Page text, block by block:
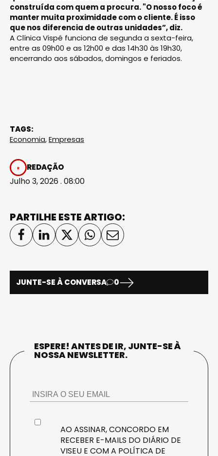
construída com quem a procura. "O nosso foco é
manter muita proximidade com o cliente. É isso
que nos diferencia de outras unidades”, diz.
A Clínica Vispé funciona de segunda a sexta-feira,
entre as 09h00 e as 12h00 e das 14h30 às 19h30,
encerrando aos sábados, domingos e feriados.
TAGS:
Economia,Empresas
REDAÇÃO
Julho 3, 2026 . 08:00
PARTILHE ESTE ARTIGO:
JUNTE-SE À CONVERSA 0
ESPERE! ANTES DE IR, JUNTE-SE À
NOSSA NEWSLETTER.
AO ASSINAR, CONCORDO EM
RECEBER E-MAILS DO DIÁRIO DE
VISEU E COM A POLÍTICA DE